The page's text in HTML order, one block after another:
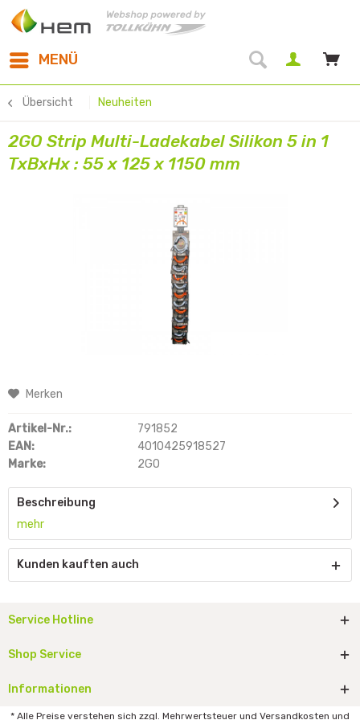
MENÜ
Übersicht Neuheiten
2GO Strip Multi-Ladekabel Silikon 5 in 1
TxBxHx : 55 x 125 x 1150 mm
Merken
Artikel-Nr.:
791852
EAN:
4010425918527
Marke:
2GO
Beschreibung
mehr
Kunden kauften auch
Service Hotline
Shop Service
Informationen
* Alle Preise verstehen sich zzgl. Mehrwertsteuer und Versandkosten und